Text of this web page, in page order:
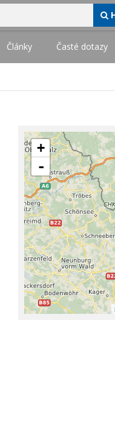
Články Časté dotazy
+
-